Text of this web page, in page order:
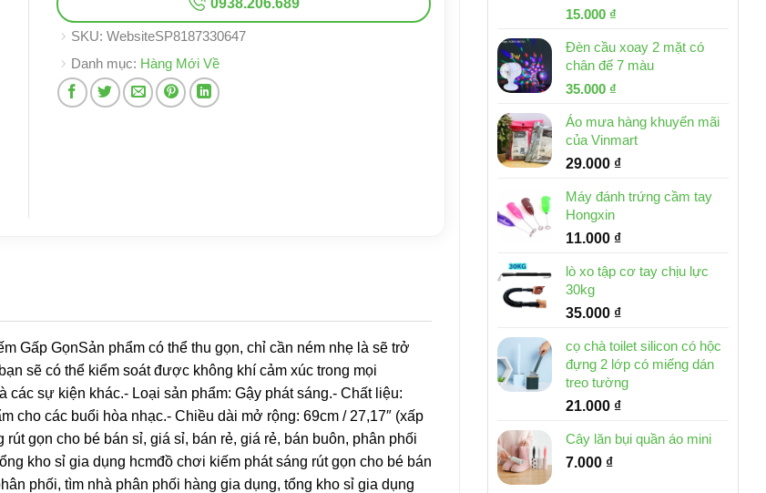
Giá
là:
32.000 ₫.
15.000 ₫
tại
là:
Đèn cầu xoay 2 mặt có
chân đế 7 màu
Giá
là:
46.000 ₫.
35.000 ₫
tại
là:
35.000 ₫.
Áo mưa hàng khuyến mãi
của Vinmart
29.000 ₫
Máy đánh trứng cầm tay
Hongxin
11.000 ₫
lò xo tập cơ tay chịu lực
30kg
35.000 ₫
cọ chà toilet silicon có hộc
đựng 2 lớp có miếng dán
treo tường
21.000 ₫
Cây lăn bụi quần áo mini
7.000 ₫
0938.206.689
SKU: WebsiteSP8187330647
Danh mục: Hàng Mới Về
Gấp GọnSản phẩm có thể thu gọn, chỉ cần ném nhẹ là sẽ trở
sẽ có thể kiểm soát được không khí cảm xúc trong mọi
sự kiện khác.- Loại sản phẩm: Gậy phát sáng.- Chất liệu:
cho các buổi hòa nhạc.- Chiều dài mở rộng: 69cm / 27,17″ (xấp
gọn cho bé bán sỉ, giá sỉ, bán rẻ, giá rẻ, bán buôn, phân phối
kho sỉ gia dụng hcmđồ chơi kiếm phát sáng rút gọn cho bé bán
phối, tìm nhà phân phối hàng gia dụng, tổng kho sỉ gia dụng